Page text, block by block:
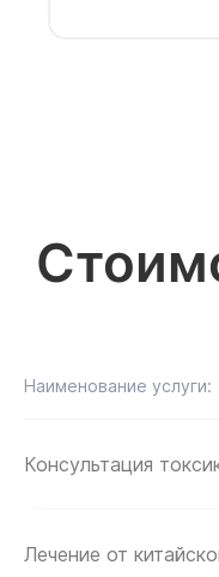
Наименование услуги:
Консультация
Лечение от